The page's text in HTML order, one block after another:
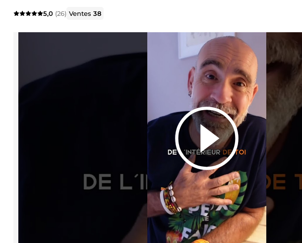
5,0 (26) Ventes38